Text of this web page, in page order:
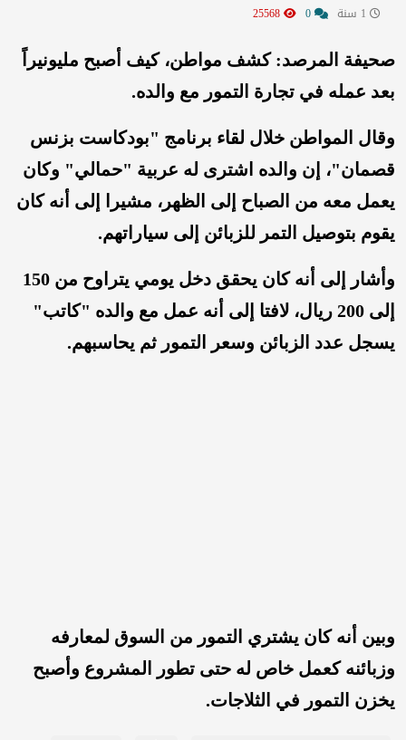
صحيفة المرصد: كشف مواطن، كيف أصبح مليونيراً
بعد عمله في تجارة التمور مع والده.
وقال المواطن خلال لقاء برنامج "بودكاست بزنس
قصمان"، إن والده اشترى له عربية "حمالي" وكان
يعمل معه من الصباح إلى الظهر، مشيرا إلى أنه كان
يقوم بتوصيل التمر للزبائن إلى سياراتهم.
وأشار إلى أنه كان يحقق دخل يومي يتراوح من 150
إلى 200 ريال، لافتا إلى أنه عمل مع والده "كاتب"
يسجل عدد الزبائن وسعر التمور ثم يحاسبهم.
وبين أنه كان يشتري التمور من السوق لمعارفه
وزبائنه كعمل خاص له حتى تطور المشروع وأصبح
يخزن التمور في الثلاجات.